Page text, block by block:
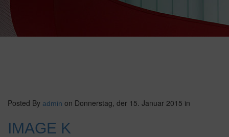
Posted By admin on Donnerstag, der 15. Januar 2015 in
IMAGE K